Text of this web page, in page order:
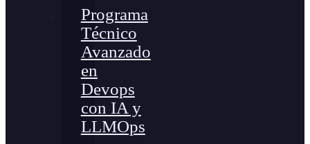
Programa
Técnico
Avanzado
en
Devops
con IA y
LLMOps